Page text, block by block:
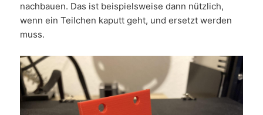
nachbauen. Das ist beispielsweise dann nützlich,
wenn ein Teilchen kaputt geht, und ersetzt werden
muss.